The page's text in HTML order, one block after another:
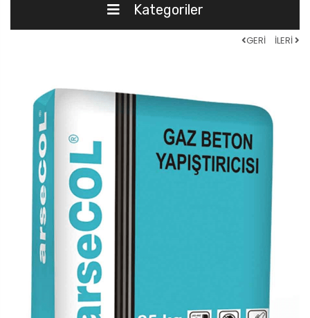
Kategoriler
GERİ İLERİ